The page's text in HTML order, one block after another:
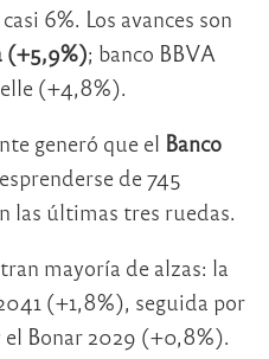
6%. Los avances son
(+5,9%); banco BBVA
(+4,8%).
generó que el Banco
de 745
las últimas tres ruedas.
mayoría de alzas: la
(+1,8%), seguida por
Bonar 2029 (+0,8%).